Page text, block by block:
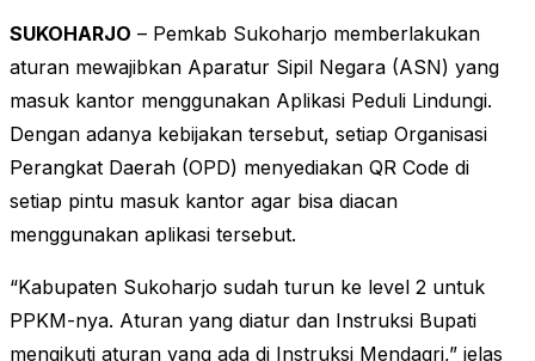
SUKOHARJO – Pemkab Sukoharjo memberlakukan
aturan mewajibkan Aparatur Sipil Negara (ASN) yang
masuk kantor menggunakan Aplikasi Peduli Lindungi.
Dengan adanya kebijakan tersebut, setiap Organisasi
Perangkat Daerah (OPD) menyediakan QR Code di
setiap pintu masuk kantor agar bisa diacan
menggunakan aplikasi tersebut.
“Kabupaten Sukoharjo sudah turun ke level 2 untuk
PPKM-nya. Aturan yang diatur dan Instruksi Bupati
mengikuti aturan yang ada di Instruksi Mendagri,” jelas